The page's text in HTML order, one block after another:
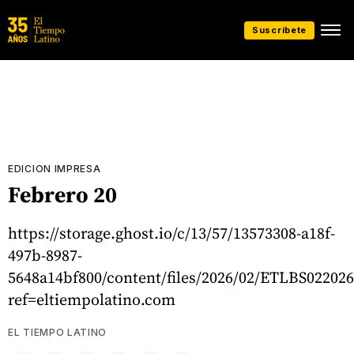
Suscríbete
EDICION IMPRESA
Febrero 20
https://storage.ghost.io/c/13/57/13573308-a18f-
497b-8987-
5648a14bf800/content/files/2026/02/
ref=eltiempolatino.com
EL TIEMPO LATINO